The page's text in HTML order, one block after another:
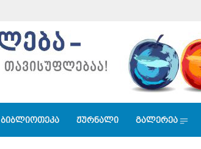
ბიბლიოთეკა ჟურნალი გალერეა